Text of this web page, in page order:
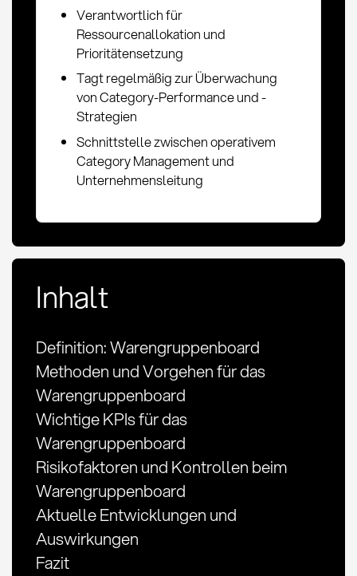
Verantwortlich für
Ressourcenallokation und
Prioritätensetzung
Tagt regelmäßig zur Überwachung
von Category-Performance und -
Strategien
Schnittstelle zwischen operativem
Category Management und
Unternehmensleitung
Inhalt
Definition: Warengruppenboard
Methoden und Vorgehen für das
Warengruppenboard
Wichtige KPIs für das
Warengruppenboard
Risikofaktoren und Kontrollen beim
Warengruppenboard
Aktuelle Entwicklungen und
Auswirkungen
Fazit